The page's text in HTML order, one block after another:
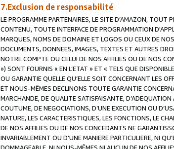
7.Exclusion de responsabilité
LE PROGRAMME PARTENAIRES, LE SITE D’AMAZON,
CONTENU, TOUTE INTERFACE DE PROGRAMMATION
MARQUES, NOMS DE DOMAINE ET LOGOS OU CEUX DE
DOCUMENTS, DONNEES, IMAGES, TEXTES ET AUTRES
NOTRE COMPTE OU CELUI DE NOS AFFILIES OU DE NOS
») SONT FOURNIS « EN L’ETAT » ET « TELS QUE
OU GARANTIE QUELLE QU’ELLE SOIT CONCERNANT LES
ET NOUS-MÊMES DECLINONS TOUTE GARANTIE
MARCHANDE, DE QUALITE SATISFAISANTE,
COUTUME, DE NEGOCIATIONS, D’UNE EXECUTION OU
NATURE, LES CARACTERISTIQUES, LES FONCTIONS, LE
DE NOS AFFILIES OU DE NOS CONCEDANTS NE
INVARIABLEMENT OU D’UNE MANIERE PARTICULIERE, NI